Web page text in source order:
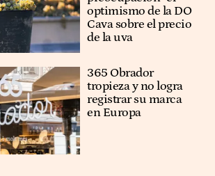
optimismo de la DO
Cava sobre el precio
de la uva
365 Obrador
tropieza y no logra
registrar su marca
en Europa